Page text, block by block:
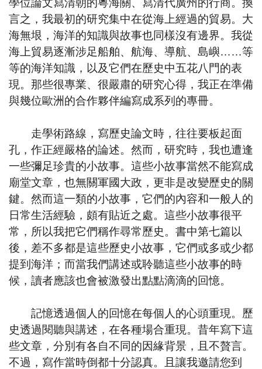
學位論文寫清朝的粵海關、寫清代廣州的行商。換
言之，我最初的研究集中在從海上經過的貿易。大
海無垠，海洋的知識與故事也同樣沒有邊界。我從
海上貿易逐漸涉足船舶、航海、導航、島嶼……等
等的海洋知識，以及它們在歷史中五花八門的表
現。那些很專業、很嚴肅的研究心得，我正在準備
與幾位歐洲的合作夥伴編寫成系列的專冊。
走學術路線，寫歷史論文時，往往要板起面
孔，作正經嚴格的論述。然而，研究時，我也遭逢
一些彌足珍貴的小故事。這些小故事當然不能寫成
廟堂文章，也無關軍國大政，更非是改變歷史的關
鍵。然而這一類的小故事，它們的內容和一般人的
日常生活經驗，頗有貼近之處。這些小故事很平
常，所以我把它們稱作尋常歷史。書中第七篇以
後，差不多都是這些歷史小故事，它們或多或少都
提到海洋；而當我們講述或聆聽這些小故事的時
候，讀者應該也會被激發出點點滴滴的回憶。
記憶透過個人的回憶在每個人的心頭重現。歷
史透過閱聽與講述，在各種場合重現。昔年寫下這
些文章，分別有各自不同的因緣背景，且不贅言。
不過，寫作當時倒都十分認真。且讓我邀請您到